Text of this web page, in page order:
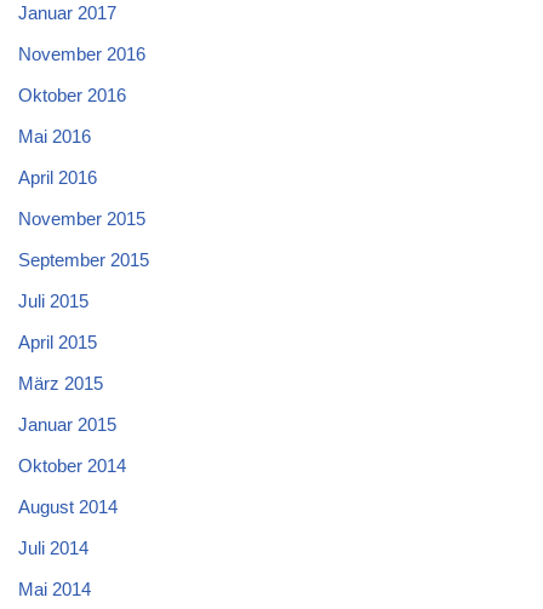
Januar 2017
November 2016
Oktober 2016
Mai 2016
April 2016
November 2015
September 2015
Juli 2015
April 2015
März 2015
Januar 2015
Oktober 2014
August 2014
Juli 2014
Mai 2014